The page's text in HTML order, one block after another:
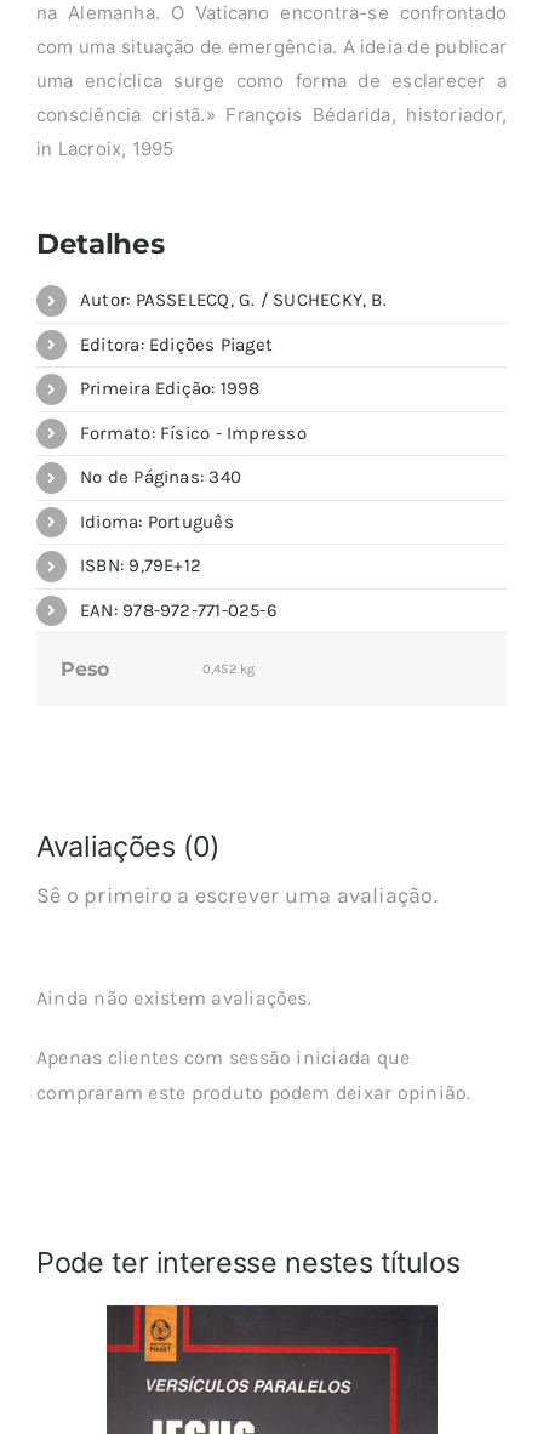
na Alemanha. O Vaticano encontra-se confrontado
com uma situação de emergência. A ideia de publicar
uma encíclica surge como forma de esclarecer a
consciência cristã.» François Bédarida, historiador,
in Lacroix, 1995
Detalhes
Autor: PASSELECQ, G. / SUCHECKY, B.
Editora: Edições Piaget
Primeira Edição: 1998
Formato: Físico - Impresso
Nº de Páginas: 340
Idioma: Português
ISBN: 9,79E+12
EAN: 978-972-771-025-6
Peso 0,452 kg
Avaliações (0)
Sê o primeiro a escrever uma avaliação.
Ainda não existem avaliações.
Apenas clientes com sessão iniciada que
compraram este produto podem deixar opinião.
Pode ter interesse nestes títulos